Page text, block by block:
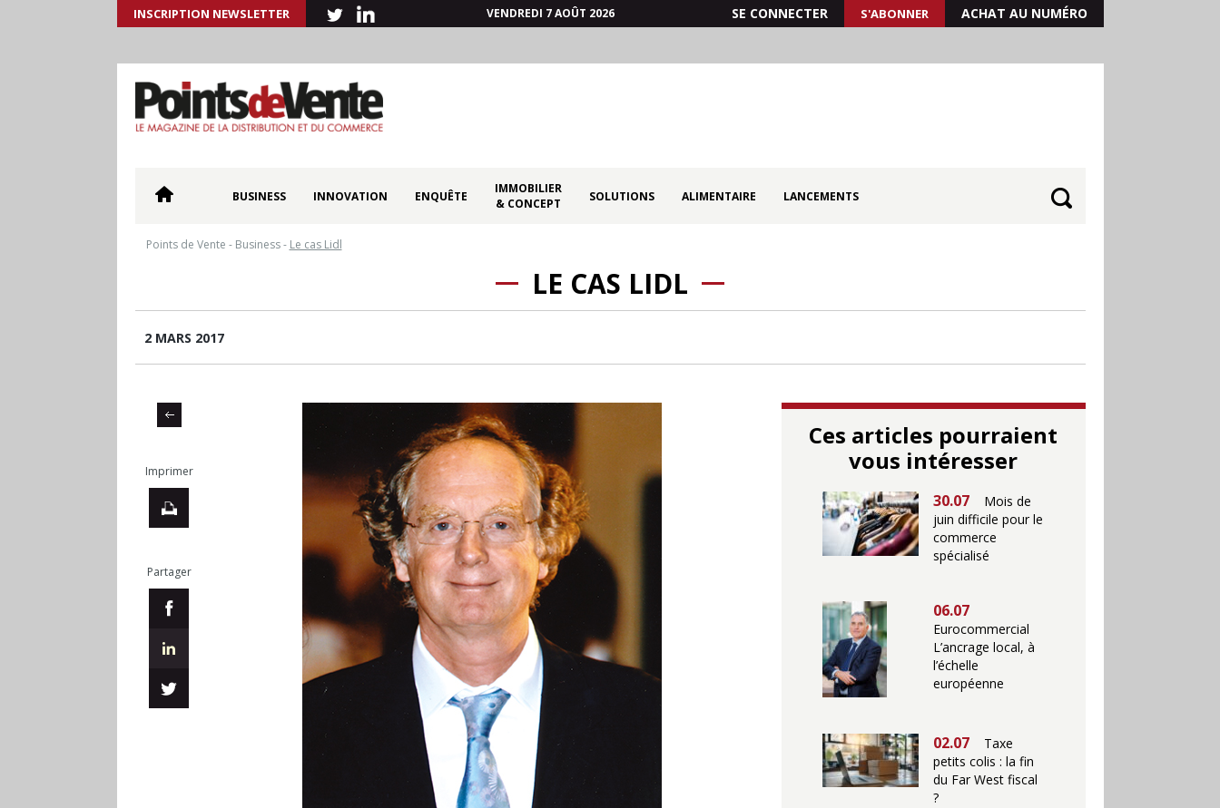
INSCRIPTION NEWSLETTER VENDREDI 7 AOÛT 2026 SE CONNECTER S'ABONNER ACHAT AU NUMÉRO
BUSINESS INNOVATION ENQUÊTE
IMMOBILIER
& CONCEPT
SOLUTIONS ALIMENTAIRE LANCEMENTS
Points de Vente - Business- Le cas Lidl
LE CAS LIDL
2 MARS 2017
Imprimer
Partager
Ces articles pourraient
vous intéresser
30.07
Mois de
juin difficile pour le
commerce
spécialisé
06.07
Eurocommercial
L’ancrage local, à
l’échelle
européenne
02.07
Taxe
petits colis : la fin
du Far West fiscal
?